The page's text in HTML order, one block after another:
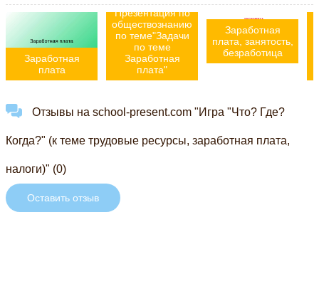
Заработная
плата
Презентация по
обществознанию
по теме"Задачи
по теме
Заработная
плата"
Заработная
плата, занятость,
безработица
Отзывы на school-present.com "Игра "Что? Где?
Когда?" (к теме трудовые ресурсы, заработная плата,
налоги)" (0)
Оставить отзыв